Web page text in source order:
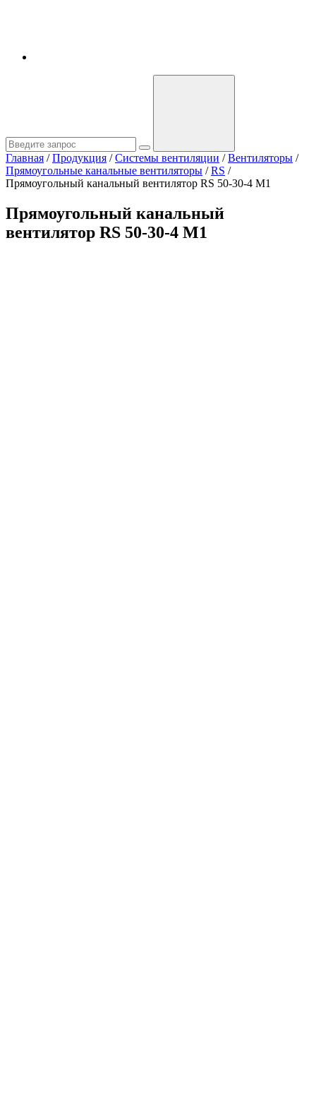
Главная / Продукция / Системы вентиляции / Вентиляторы /
Прямоугольные канальные вентиляторы / RS /
Прямоугольный канальный вентилятор RS 50-30-4 M1
Прямоугольный канальный
вентилятор RS 50-30-4 M1